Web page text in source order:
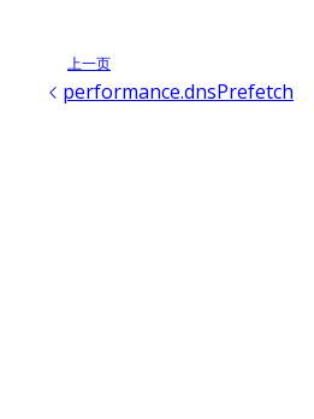
上一页
performance.dnsPrefetch